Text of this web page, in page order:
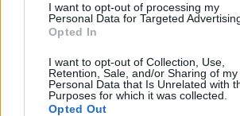
I want to opt-out of processing my
Personal Data for Targeted
Opted In
I want to opt-out of Collection, Use,
Retention, Sale, and/or Sharing of my
Personal Data that Is Unrelated with
Purposes for which it was collected.
Opted Out